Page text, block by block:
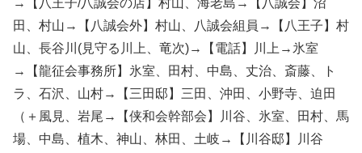
田、村山→【八誠会外】村山、八誠会組員→【八王子】村
山、長谷川(見守る川上、竜次)→【電話】川上→氷室
→【龍征会事務所】氷室、田村、中島、丈治、斎藤、ト
ラ、石沢、山村→【三田邸】三田、沖田、小野寺、迫田
（＋風見、岩尾→【侠和会幹部会】川谷、氷室、田村、馬
場、中島、植木、神山、林田、土岐→【川谷邸】川谷